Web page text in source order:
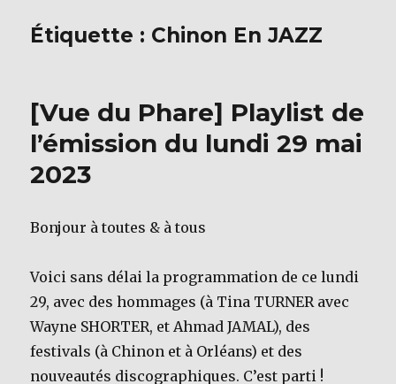
Étiquette : Chinon En JAZZ
[Vue du Phare] Playlist de
l’émission du lundi 29 mai
2023
Bonjour à toutes & à tous
Voici sans délai la programmation de ce lundi
29, avec des hommages (à Tina TURNER avec
Wayne SHORTER, et Ahmad JAMAL), des
festivals (à Chinon et à Orléans) et des
nouveautés discographiques. C’est parti !